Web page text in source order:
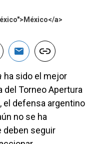
a>
ha sido el mejor
del Torneo Apertura
el defensa argentino
no se ha
deben seguir